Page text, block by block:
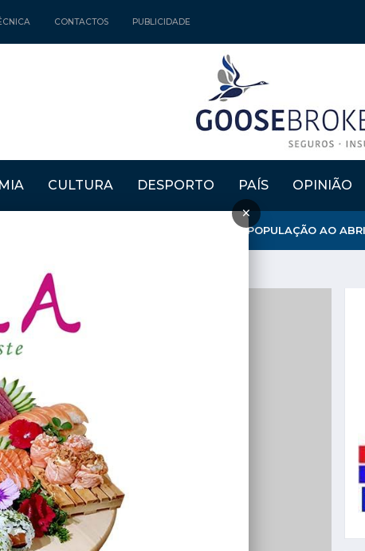
CONTACTOS PUBLICIDADE
CULTURA DESPORTO PAÍS OPINIÃO
×
REFORÇA APOSTA NA FIXAÇÃO DE POPULAÇÃO AO